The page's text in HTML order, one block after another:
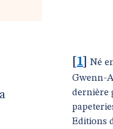
1
Né
Gwenn-
dernière
Editions